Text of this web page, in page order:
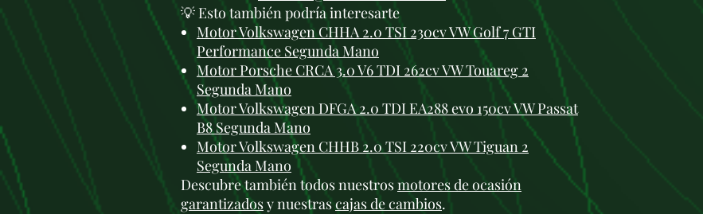
💡 Esto también podría interesarte
Motor Volkswagen CHHA 2.0 TSI 230cv VW Golf 7 GTI
Performance Segunda Mano
Motor Porsche CRCA 3.0 V6 TDI 262cv VW Touareg 2
Segunda Mano
Motor Volkswagen DFGA 2.0 TDI EA288 evo 150cv VW Passat
B8 Segunda Mano
Motor Volkswagen CHHB 2.0 TSI 220cv VW Tiguan 2
Segunda Mano
Descubre también todos nuestrosmotores de ocasión
garantizadosy nuestrascajas de cambios.